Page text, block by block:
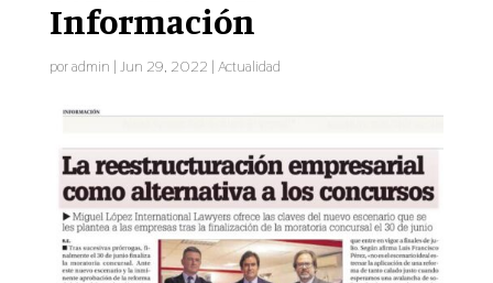
Información
poradmin | Jun 29, 2022 | Actualidad